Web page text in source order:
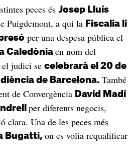
peces és Josep Lluís
Puigdemont, a qui la Fiscalia li
per una despesa pública el
Caledònia en nom del
el judici se celebrarà el 20 de
de Barcelona. També
de Convergència David Madí
per diferents negocis,
clara. Una de les peces més
Bugatti, on es volia requalificar